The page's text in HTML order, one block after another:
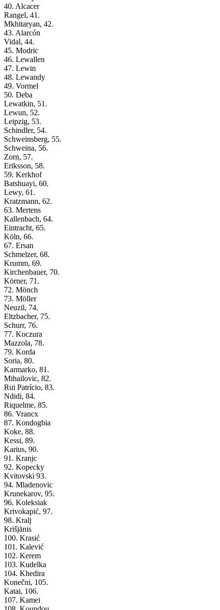
40. Alcacer
Rangel, 41.
Mkhitaryan, 42.
43. Alarcón
Vidal, 44.
45. Modric
46. Lewallen
47. Lewin
48. Lewandy
49. Vormel
50. Deba
Lewatkin, 51.
Lewun, 52.
Leipzig, 53.
Schindler, 54.
Schweinsberg, 55.
Schweina, 56.
Zorn, 57.
Eriksson, 58.
59. Kerkhof
Batshuayi, 60.
Lewy, 61.
Kratzmann, 62.
63. Mertens
Kallenbach, 64.
Eintracht, 65.
Köln, 66.
67. Ersan
Schmelzer, 68.
Krumm, 69.
Kirchenbauer, 70.
Körner, 71.
72. Mönch
73. Möller
Neuzil, 74.
Eltzbacher, 75.
Schurr, 76.
77. Koczura
Mazzola, 78.
79. Korda
Soria, 80.
Karmarko, 81.
Mihailovic, 82.
Rui Patrício, 83.
Ndidi, 84.
Riquelme, 85.
86. Vrancx
87. Kondogbia
Koke, 88.
Kessi, 89.
Karius, 90.
91. Kranjc
92. Kopecky
Kvitovski 93.
94. Mladenovic
Krunekarov, 95.
96. Koleksiak
Krivokapić, 97.
98. Kralj
Krišjānis
100. Krasić
101. Kalević
102. Kerem
103. Kudelka
104. Khedira
Konečni, 105.
Katai, 106.
107. Kamei